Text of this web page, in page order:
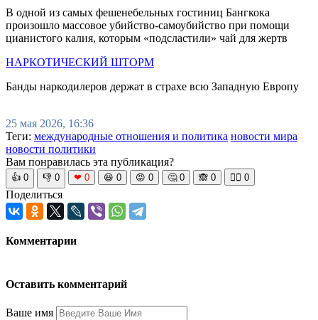
В одной из самых фешенебельных гостиниц Бангкока
произошло массовое убийство-самоубийство при помощи
цианистого калия, которым «подсластили» чай для жертв
НАРКОТИЧЕСКИЙ ШТОРМ
Банды наркодилеров держат в страхе всю Западную Европу
25 мая 2026, 16:36
Теги: международные отношения и политика новости мира
новости политики
Вам понравилась эта публикация?
👍 0 👎 0 ❤ 0 😆 0 😡 0 🤔 0 🙈 0 🧘‍♀️ 0
Поделиться
Комментарии
Оставить комментарий
Ваше имя